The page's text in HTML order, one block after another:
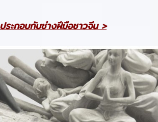
ะกอบกับช่างฝีมือชาวจีน >